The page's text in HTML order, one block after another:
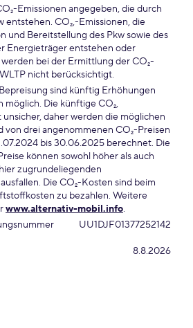
Emissionen angegeben, die durch
entstehen. CO₂,-Emissionen, die
und Bereitstellung des Pkw sowie des
Energieträger entstehen oder
bei der Ermittlung der CO₂-
nicht berücksichtigt.
sind künftig Erhöhungen
Die künftige CO₂,
daher werden die möglichen
von drei angenommenen CO₂-Preisen
bis 30.06.2025 berechnet. Die
können sowohl höher als auch
zugrundeliegenden
Die CO₂-Kosten sind beim
zu bezahlen. Weitere
www.alternativ-mobil.info.
UU1DJF01377252142
8.8.2026